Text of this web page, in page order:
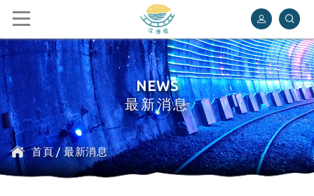
深澳鐵道自行車
NEWS
最新消息
首頁/最新消息